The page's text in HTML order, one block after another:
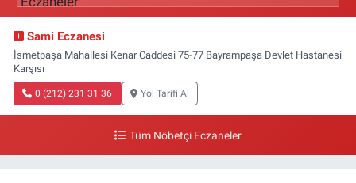
Sami Eczanesi
İsmetpaşa Mahallesi Kenar Caddesi 75-77 Bayrampaşa Devlet Hastanesi
Karşısı
0 (212) 231 31 36 Yol Tarifi Al
Tüm Nöbetçi Eczaneler